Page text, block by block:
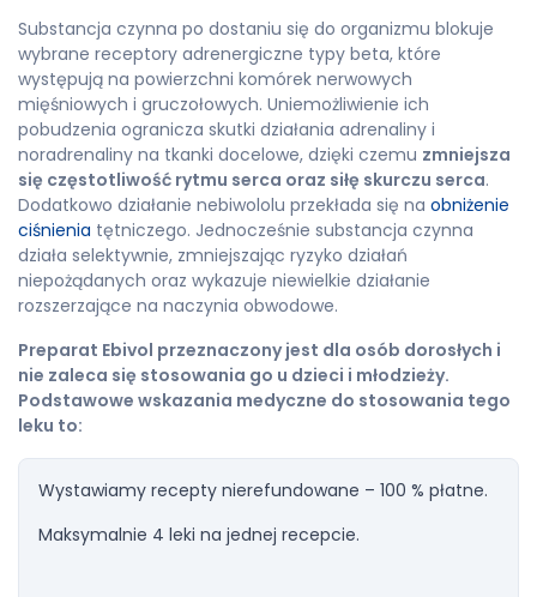
Substancja czynna po dostaniu się do organizmu blokuje
wybrane receptory adrenergiczne typy beta, które
występują na powierzchni komórek nerwowych
mięśniowych i gruczołowych. Uniemożliwienie ich
pobudzenia ogranicza skutki działania adrenaliny i
noradrenaliny na tkanki docelowe, dzięki czemu zmniejsza
się częstotliwość rytmu serca oraz siłę skurczu serca.
Dodatkowo działanie nebiwololu przekłada się na obniżenie
ciśnienia tętniczego. Jednocześnie substancja czynna
działa selektywnie, zmniejszając ryzyko działań
niepożądanych oraz wykazuje niewielkie działanie
rozszerzające na naczynia obwodowe.
Preparat Ebivol przeznaczony jest dla osób dorosłych i
nie zaleca się stosowania go u dzieci i młodzieży.
Podstawowe wskazania medyczne do stosowania tego
leku to:
Wystawiamy recepty nierefundowane – 100 % płatne.
Maksymalnie 4 leki na jednej recepcie.